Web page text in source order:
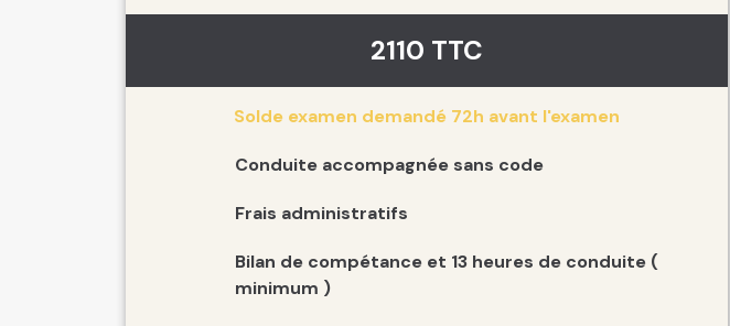
2110 TTC
Solde examen demandé 72h avant l'examen
Conduite accompagnée sans code
Frais administratifs
Bilan de compétance et 13 heures de conduite (
minimum )